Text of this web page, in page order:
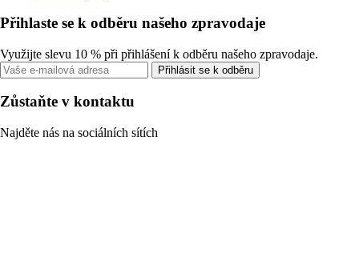
Přihlaste se k odběru našeho zpravodaje
Využijte slevu 10 % při přihlášení k odběru našeho zpravodaje.
Přihlásit se k odběru
Zůstaňte v kontaktu
Najděte nás na sociálních sítích